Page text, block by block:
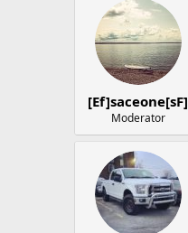
[Ef]saceone[sF]
Moderator